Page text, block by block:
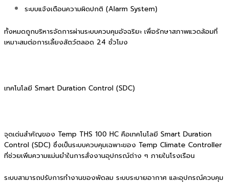
ระบบแจ้งเตือนความผิดปกติ (Alarm System)
ทั้งหมดถูกบริหารจัดการผ่านระบบควบคุมอัจฉริยะ เพื่อรักษาสภาพแวดล้อมที่
เหมาะสมต่อการเลี้ยงสัตว์ตลอด 24 ชั่วโมง
เทคโนโลยี Smart Duration Control (SDC)
จุดเด่นสำคัญของ Temp THS 100 HC คือเทคโนโลยี Smart Duration
Control (SDC) ซึ่งเป็นระบบควบคุมเฉพาะของ Temp Climate Controller
ที่ช่วยเพิ่มความแม่นยำในการสั่งงานอุปกรณ์ต่าง ๆ ภายในโรงเรือน
ระบบสามารถปรับการทำงานของพัดลม ระบบระบายอากาศ และอุปกรณ์ควบคุม